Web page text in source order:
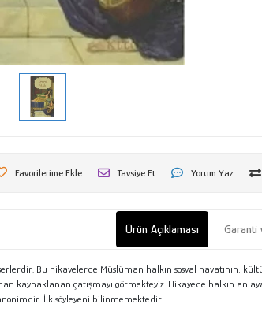
Favorilerime Ekle Tavsiye Et Yorum Yaz
Ürün Açıklaması Garanti
Bu hikayelerde Müslüman halkın sosyal hayatının,
kaynaklanan çatışmayı görmekteyiz. Hikayede halkın
İlk söyleyeni bilinmemektedir.